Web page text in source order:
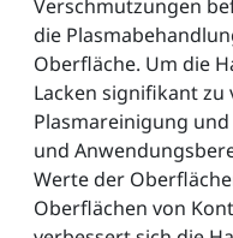
Verschmutzungen
die
Oberfläche. Um die
Lacken signifikant zu
Plasmareinigung
und
Werte der
Oberflächen von